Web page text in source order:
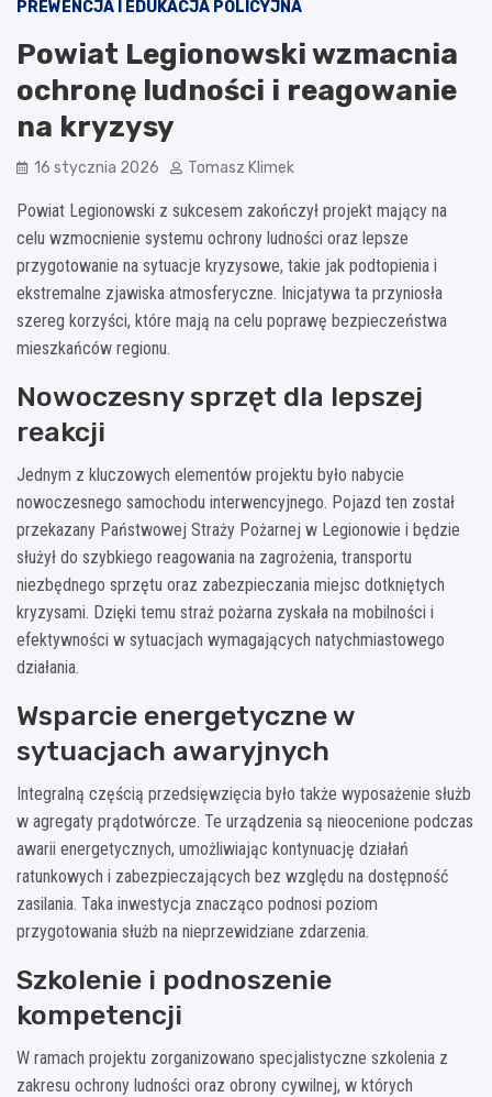
PREWENCJA I EDUKACJA POLICYJNA
Powiat Legionowski wzmacnia
ochronę ludności i reagowanie
na kryzysy
16 stycznia 2026 Tomasz Klimek
Powiat Legionowski z sukcesem zakończył projekt mający na
celu wzmocnienie systemu ochrony ludności oraz lepsze
przygotowanie na sytuacje kryzysowe, takie jak podtopienia i
ekstremalne zjawiska atmosferyczne. Inicjatywa ta przyniosła
szereg korzyści, które mają na celu poprawę bezpieczeństwa
mieszkańców regionu.
Nowoczesny sprzęt dla lepszej
reakcji
Jednym z kluczowych elementów projektu było nabycie
nowoczesnego samochodu interwencyjnego. Pojazd ten został
przekazany Państwowej Straży Pożarnej w Legionowie i będzie
służył do szybkiego reagowania na zagrożenia, transportu
niezbędnego sprzętu oraz zabezpieczania miejsc dotkniętych
kryzysami. Dzięki temu straż pożarna zyskała na mobilności i
efektywności w sytuacjach wymagających natychmiastowego
działania.
Wsparcie energetyczne w
sytuacjach awaryjnych
Integralną częścią przedsięwzięcia było także wyposażenie służb
w agregaty prądotwórcze. Te urządzenia są nieocenione podczas
awarii energetycznych, umożliwiając kontynuację działań
ratunkowych i zabezpieczających bez względu na dostępność
zasilania. Taka inwestycja znacząco podnosi poziom
przygotowania służb na nieprzewidziane zdarzenia.
Szkolenie i podnoszenie
kompetencji
W ramach projektu zorganizowano specjalistyczne szkolenia z
zakresu ochrony ludności oraz obrony cywilnej, w których